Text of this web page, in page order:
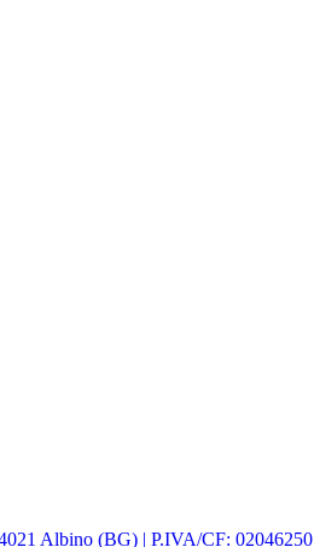
Albino (BG) | P.IVA/CF: